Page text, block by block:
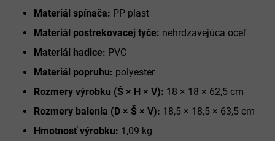
Materiál spínača: PP plast
Materiál postrekovacej tyče: nehrdzavejúca oceľ
Materiál hadice: PVC
Materiál popruhu: polyester
Rozmery výrobku (Š × H × V): 18 × 18 × 62,5 cm
Rozmery balenia (D × Š × V): 18,5 × 18,5 × 63,5 cm
Hmotnosť výrobku: 1,09 kg